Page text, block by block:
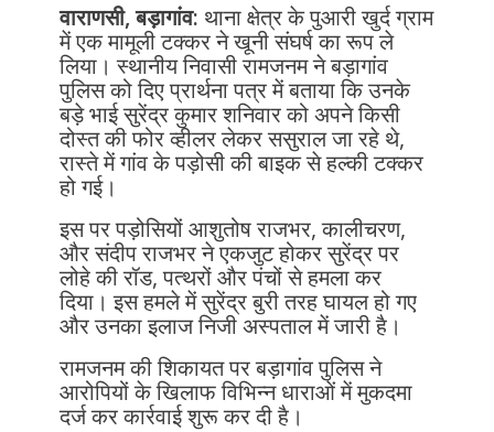
वाराणसी, बड़ागांव: थाना क्षेत्र के पुआरी खुर्द ग्राम
में एक मामूली टक्कर ने खूनी संघर्ष का रूप ले
लिया। स्थानीय निवासी रामजनम ने बड़ागांव
पुलिस को दिए प्रार्थना पत्र में बताया कि उनके
बड़े भाई सुरेंद्र कुमार शनिवार को अपने किसी
दोस्त की फोर व्हीलर लेकर ससुराल जा रहे थे,
रास्ते में गांव के पड़ोसी की बाइक से हल्की टक्कर
हो गई।
इस पर पड़ोसियों आशुतोष राजभर, कालीचरण,
और संदीप राजभर ने एकजुट होकर सुरेंद्र पर
लोहे की रॉड, पत्थरों और पंचों से हमला कर
दिया। इस हमले में सुरेंद्र बुरी तरह घायल हो गए
और उनका इलाज निजी अस्पताल में जारी है।
रामजनम की शिकायत पर बड़ागांव पुलिस ने
आरोपियों के खिलाफ विभिन्न धाराओं में मुकदमा
दर्ज कर कार्रवाई शुरू कर दी है।